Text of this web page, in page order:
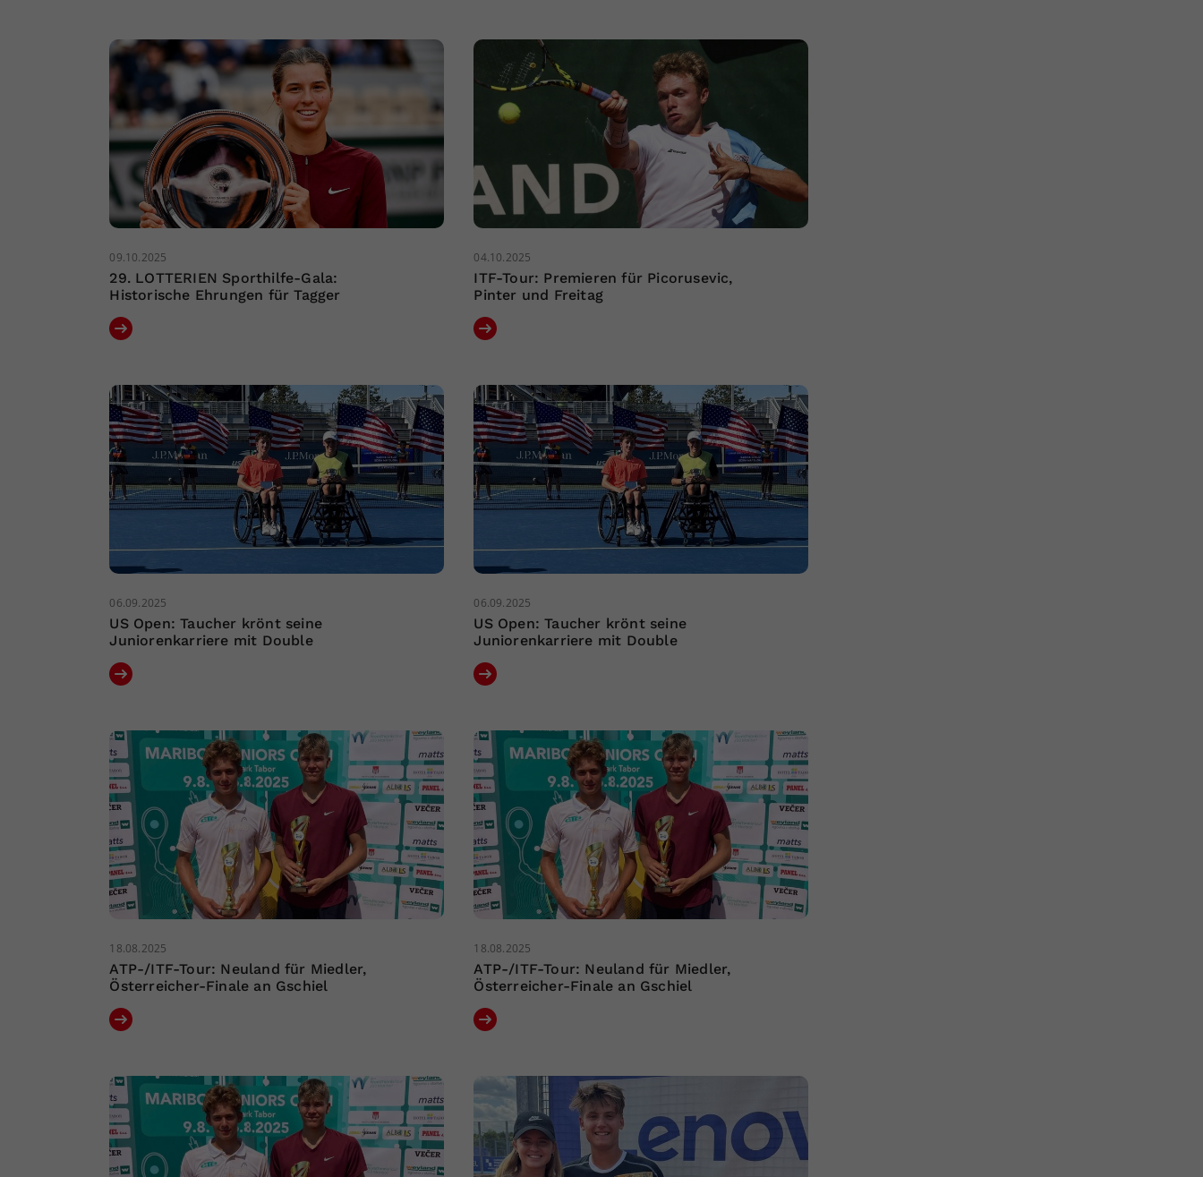
09.10.2025
29. LOTTERIEN Sporthilfe-Gala:
Historische Ehrungen für Tagger
04.10.2025
ITF-Tour: Premieren für Picorusevic,
Pinter und Freitag
06.09.2025
US Open: Taucher krönt seine
Juniorenkarriere mit Double
06.09.2025
US Open: Taucher krönt seine
Juniorenkarriere mit Double
18.08.2025
ATP-/ITF-Tour: Neuland für Miedler,
Österreicher-Finale an Gschiel
18.08.2025
ATP-/ITF-Tour: Neuland für Miedler,
Österreicher-Finale an Gschiel